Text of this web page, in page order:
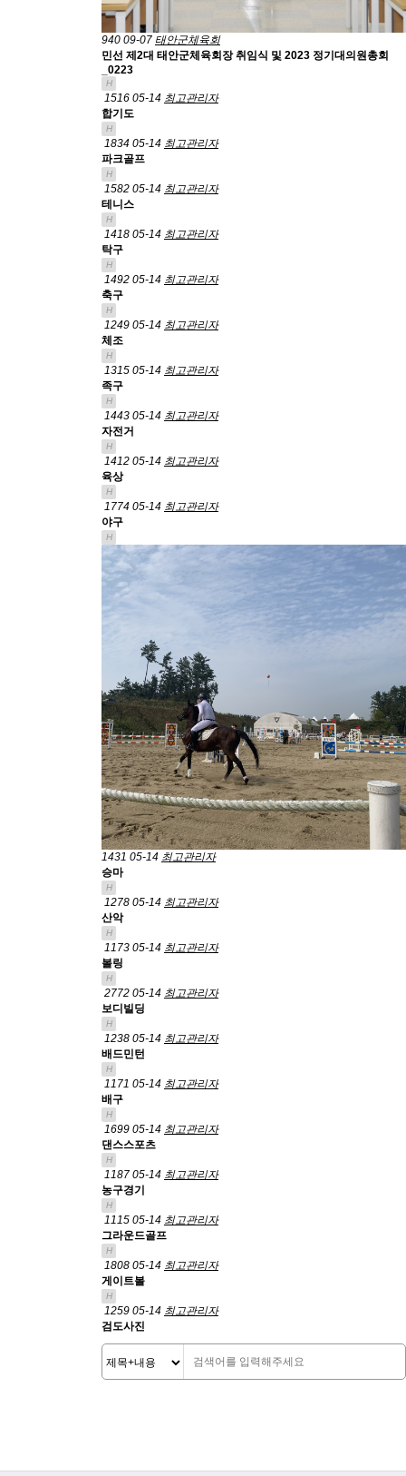
940 09-07 태안군체육회
민선 제2대 태안군체육회장 취임식 및 2023 정기대의원총회
_0223
H
1516 05-14 최고관리자
합기도
H
1834 05-14 최고관리자
파크골프
H
1582 05-14 최고관리자
테니스
H
1418 05-14 최고관리자
탁구
H
1492 05-14 최고관리자
축구
H
1249 05-14 최고관리자
체조
H
1315 05-14 최고관리자
족구
H
1443 05-14 최고관리자
자전거
H
1412 05-14 최고관리자
육상
H
1774 05-14 최고관리자
야구
H
1431 05-14 최고관리자
승마
H
1278 05-14 최고관리자
산악
H
1173 05-14 최고관리자
볼링
H
2772 05-14 최고관리자
보디빌딩
H
1238 05-14 최고관리자
배드민턴
H
1171 05-14 최고관리자
배구
H
1699 05-14 최고관리자
댄스스포츠
H
1187 05-14 최고관리자
농구경기
H
1115 05-14 최고관리자
그라운드골프
H
1808 05-14 최고관리자
게이트볼
H
1259 05-14 최고관리자
검도사진